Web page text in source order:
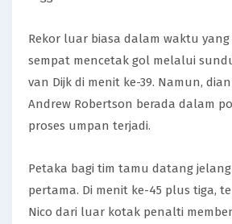
Rekor luar biasa dalam waktu
sempat mencetak gol melalui
van Dijk di menit ke-39. Namun,
Andrew Robertson berada dalam
proses umpan terjadi.
Petaka bagi tim tamu datang
pertama. Di menit ke-45 plus tiga,
Nico dari luar kotak penalti